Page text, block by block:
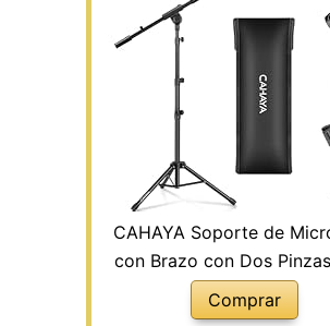
CAHAYA Soporte de
con Brazo con Dos
Microfonos Pie de
Plegable y Ajustable de 64-
Comprar